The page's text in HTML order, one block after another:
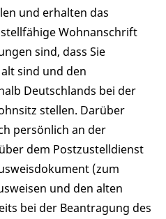
und erhalten das
Wohnanschrift
sind, dass Sie
sind und den
Deutschlands bei der
stellen. Darüber
persönlich an der
dem Postzustelldienst
(zum
und den alten
bei der Beantragung des